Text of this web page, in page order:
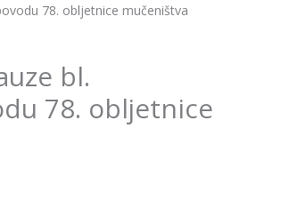
78. obljetnice mučeništva
bl.
78. obljetnice